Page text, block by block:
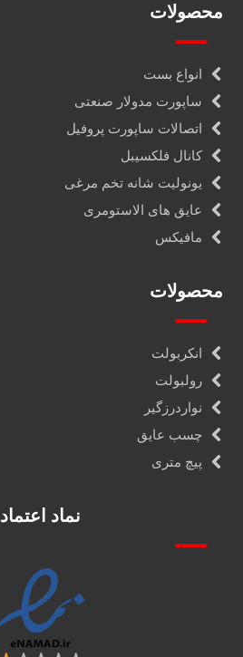
محصولات
انواع بست
ساپورت مدولار صنعتی
اتصالات ساپورت پروفیل
کانال فلکسیبل
یونولیت شانه تخم مرغی
عایق های الاستومری
مافیکس
محصولات
انکربولت
رولبولت
نواردرزگیر
چسب عایق
پیچ متری
نماد اعتماد